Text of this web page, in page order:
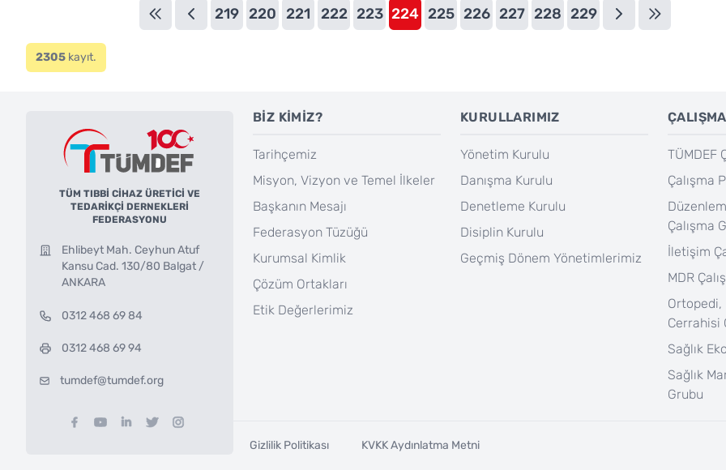
219 220 221 222 223 224 225 226 227 228 229
2305 kayıt.
TÜM TIBBİ CİHAZ ÜRETİCİ VE
TEDARİKÇİ DERNEKLERİ
FEDERASYONU
Ehlibeyt Mah. Ceyhun Atuf
Kansu Cad. 130/80 Balgat /
ANKARA
0312 468 69 84
0312 468 69 94
tumdef@tumdef.org
BİZ KİMİZ?
Tarihçemiz
Misyon, Vizyon ve Temel İlkeler
Başkanın Mesajı
Federasyon Tüzüğü
Kurumsal Kimlik
Çözüm Ortakları
Etik Değerlerimiz
KURULLARIMIZ
Yönetim Kurulu
Danışma Kurulu
Denetleme Kurulu
Disiplin Kurulu
Geçmiş Dönem Yönetimlerimiz
TÜMDEF
Çalışma
Çalışma
İletişim
MDR
Ortopedi,
Cerrahisi
Sağlık
Sağlık
Grubu
Gizlilik Politikası KVKK Aydınlatma Metni